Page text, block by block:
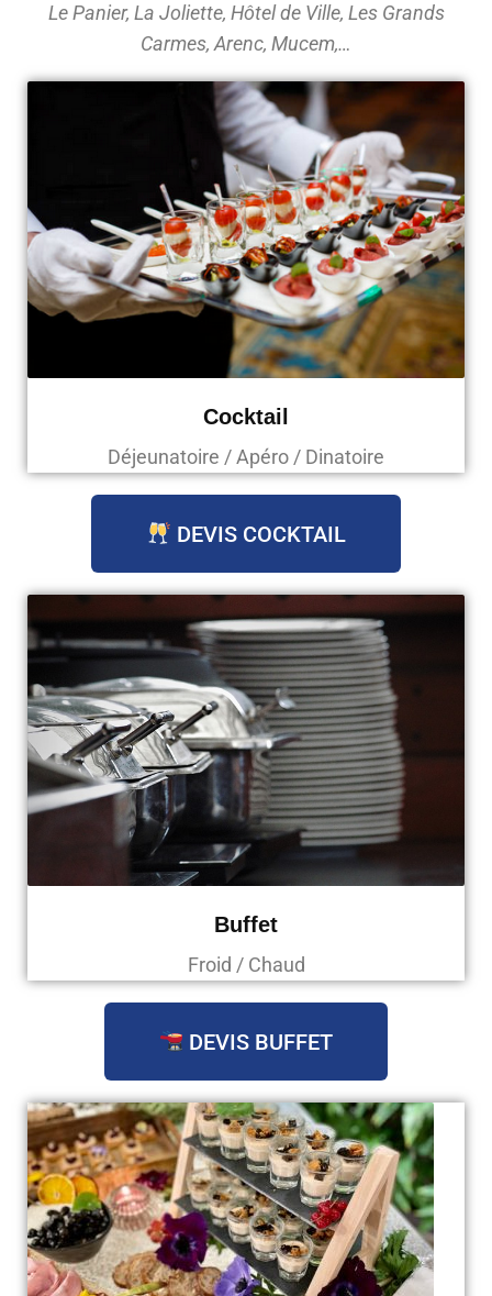
Le Panier, La Joliette, Hôtel de Ville, Les Grands
Carmes, Arenc, Mucem,…
Cocktail
Déjeunatoire / Apéro / Dinatoire
DEVIS COCKTAIL
Buffet
Froid / Chaud
DEVIS BUFFET